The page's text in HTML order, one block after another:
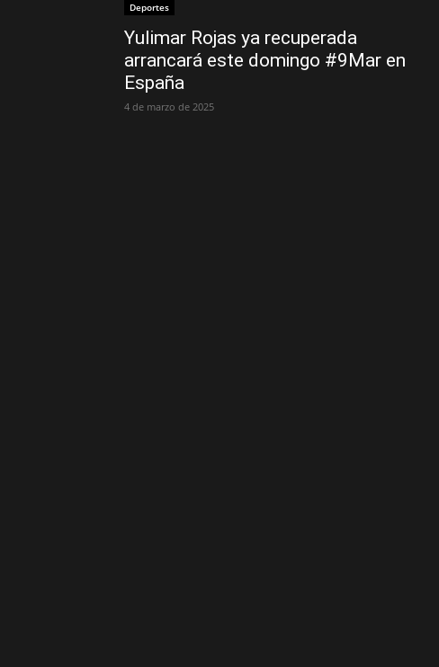
Deportes
Yulimar Rojas ya recuperada
arrancará este domingo #9Mar en
España
4 de marzo de 2025